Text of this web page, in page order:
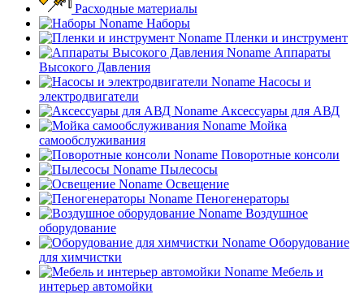
Расходные материалы
Наборы
Пленки и инструмент
Аппараты
Высокого Давления
Насосы и
электродвигатели
Аксессуары для АВД
Мойка
самообслуживания
Поворотные консоли
Пылесосы
Освещение
Пеногенераторы
Воздушное
оборудование
Оборудование
для химчистки
Мебель и
интерьер автомойки